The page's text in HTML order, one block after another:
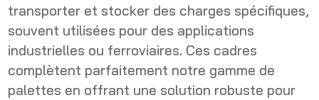
transporter et stocker des charges spécifiques,
souvent utilisées pour des applications
industrielles ou ferroviaires. Ces cadres
complètent parfaitement notre gamme de
palettes en offrant une solution robuste pour